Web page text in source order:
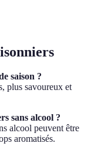
saison ?
plus savoureux et
sans alcool ?
alcool peuvent être
aromatisés.